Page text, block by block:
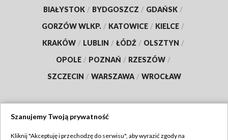
BIAŁYSTOK / BYDGOSZCZ / GDAŃSK /
GORZÓW WLKP. / KATOWICE / KIELCE /
KRAKÓW / LUBLIN / ŁÓDŹ / OLSZTYN /
OPOLE / POZNAŃ / RZESZÓW /
SZCZECIN / WARSZAWA / WROCŁAW
Szanujemy Twoją prywatność
Kliknij "Akceptuję i przechodzę do serwisu", aby wyrazić zgody na